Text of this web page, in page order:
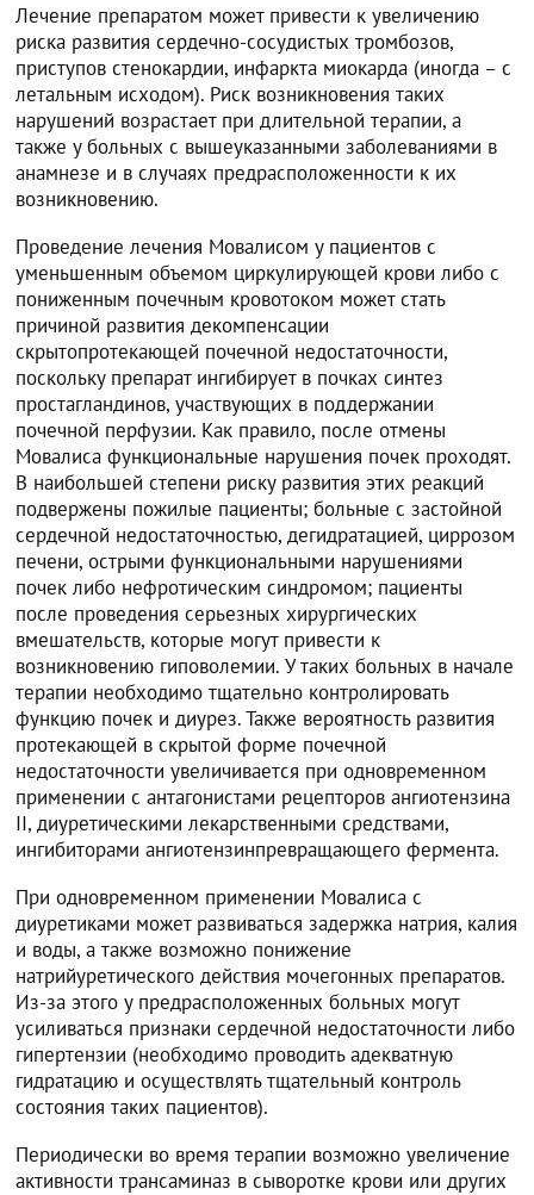
Лечение препаратом может привести к увеличению
риска развития сердечно-сосудистых тромбозов,
приступов стенокардии, инфаркта миокарда (иногда – с
летальным исходом). Риск возникновения таких
нарушений возрастает при длительной терапии, а
также у больных с вышеуказанными заболеваниями в
анамнезе и в случаях предрасположенности к их
возникновению.
Проведение лечения Мовалисом у пациентов с
уменьшенным объемом циркулирующей крови либо с
пониженным почечным кровотоком может стать
причиной развития декомпенсации
скрытопротекающей почечной недостаточности,
поскольку препарат ингибирует в почках синтез
простагландинов, участвующих в поддержании
почечной перфузии. Как правило, после отмены
Мовалиса функциональные нарушения почек проходят.
В наибольшей степени риску развития этих реакций
подвержены пожилые пациенты; больные с застойной
сердечной недостаточностью, дегидратацией, циррозом
печени, острыми функциональными нарушениями
почек либо нефротическим синдромом; пациенты
после проведения серьезных хирургических
вмешательств, которые могут привести к
возникновению гиповолемии. У таких больных в начале
терапии необходимо тщательно контролировать
функцию почек и диурез. Также вероятность развития
протекающей в скрытой форме почечной
недостаточности увеличивается при одновременном
применении с антагонистами рецепторов ангиотензина
II, диуретическими лекарственными средствами,
ингибиторами ангиотензинпревращающего фермента.
При одновременном применении Мовалиса с
диуретиками может развиваться задержка натрия, калия
и воды, а также возможно понижение
натрийуретического действия мочегонных препаратов.
Из-за этого у предрасположенных больных могут
усиливаться признаки сердечной недостаточности либо
гипертензии (необходимо проводить адекватную
гидратацию и осуществлять тщательный контроль
состояния таких пациентов).
Периодически во время терапии возможно увеличение
активности трансаминаз в сыворотке крови или других